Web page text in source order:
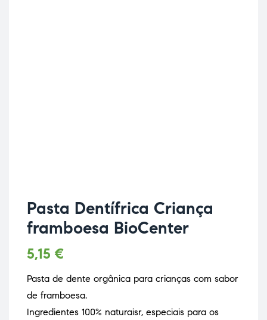
Pasta Dentífrica Criança
framboesa BioCenter
5,15 €
Pasta de dente orgânica para crianças com sabor
de framboesa.
Ingredientes 100% naturaisr, especiais para os